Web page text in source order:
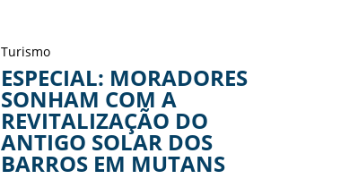
Turismo
ESPECIAL: MORADORES
SONHAM COM A
REVITALIZAÇÃO DO
ANTIGO SOLAR DOS
BARROS EM MUTANS